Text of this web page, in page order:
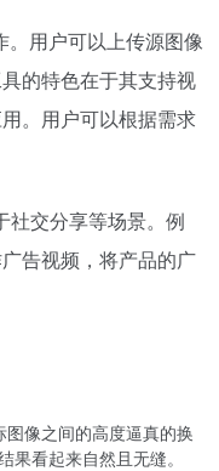
用户可以上传源图像
的特色在于其支持视
。用户可以根据需求
社交分享等场景。例
告视频，将产品的广
像之间的高度逼真的换
看起来自然且无缝。